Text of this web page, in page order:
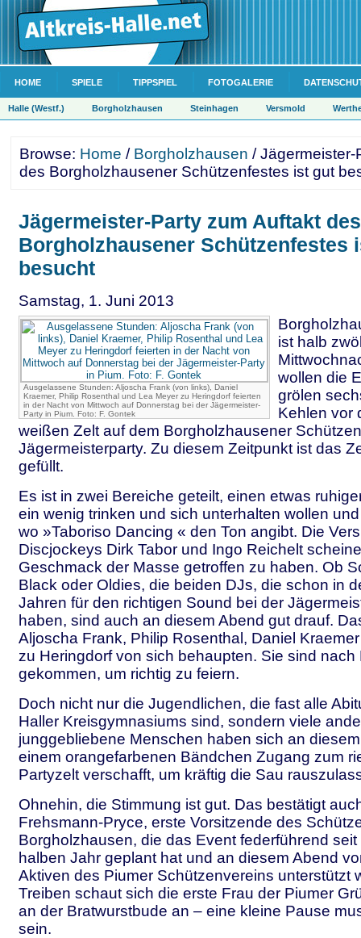
HOME SPIELE TIPPSPIEL FOTOGALERIE
Halle (Westf.) Borgholzhausen Steinhagen Versmold
Browse: Home / Borgholzhausen / Jägermeister-
des Borgholzhausener Schützenfestes ist gut
Jägermeister-Party zum Auftakt des
Borgholzhausener Schützenfestes
besucht
Samstag, 1. Juni 2013
Ausgelassene Stunden: Aljoscha Frank (von links), Daniel
Kraemer, Philip Rosenthal und Lea Meyer zu Heringdorf feierten
in der Nacht von Mittwoch auf Donnerstag bei der Jägermeister-
Party in Pium. Foto: F. Gontek
ist halb
wollen die
grölen
Kehlen vor
weißen Zelt auf dem Borgholzhausener
Jägermeisterparty. Zu diesem Zeitpunkt ist das
gefüllt.
Es ist in zwei Bereiche geteilt, einen etwas
ein wenig trinken und sich unterhalten wollen
wo »Taboriso Dancing « den Ton angibt. Die
Discjockeys Dirk Tabor und Ingo Reichelt
Geschmack der Masse getroffen zu haben. Ob
Black oder Oldies, die beiden DJs, die schon in
Jahren für den richtigen Sound bei der
haben, sind auch an diesem Abend gut drauf.
Aljoscha Frank, Philip Rosenthal, Daniel
zu Heringdorf von sich behaupten. Sie sind
gekommen, um richtig zu feiern.
Doch nicht nur die Jugendlichen, die fast alle
Haller Kreisgymnasiums sind, sondern viele
junggebliebene Menschen haben sich an
einem orangefarbenen Bändchen Zugang zum
Partyzelt verschafft, um kräftig die Sau
Ohnehin, die Stimmung ist gut. Das bestätigt
Frehsmann-Pryce, erste Vorsitzende des
Borgholzhausen, die das Event federführend
halben Jahr geplant hat und an diesem Abend
Aktiven des Piumer Schützenvereins unterstützt
Treiben schaut sich die erste Frau der Piumer
an der Bratwurstbude an – eine kleine Pause
sein.